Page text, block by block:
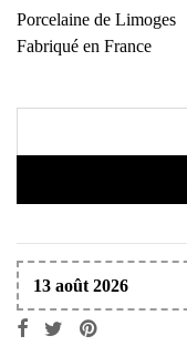
Porcelaine de Limoges
Fabriqué en France
13 août 2026